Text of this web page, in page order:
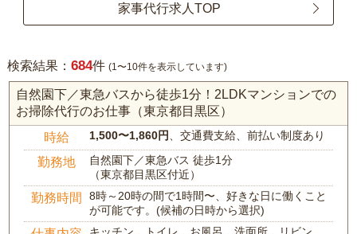
家事代行求人TOP
検索結果： 684件 (1〜10件を表示しています)
自然園下／東急バスから徒歩1分！2LDKマンションでの
お掃除代行のお仕事（東京都目黒区）
時給 1,500〜1,860円、交通費支給、前払い制度あり
勤務地
自然園下／東急バス 徒歩1分
（東京都目黒区付近）
勤務時間
8時～20時の間で1時間〜、好きな日に働くこと
が可能です。(候補の日時から選択)